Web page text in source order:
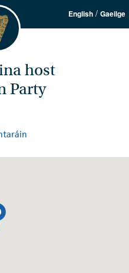
English / Gaeilge
host
Party